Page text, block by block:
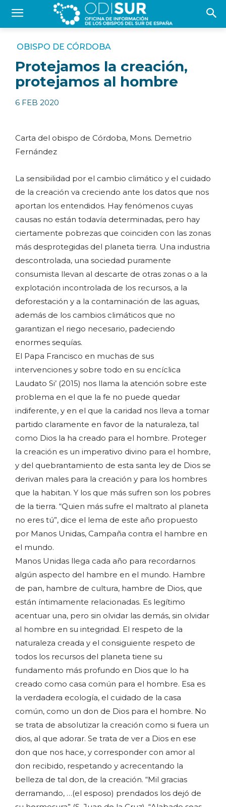
OBISPO DE CÓRDOBA
Protejamos la creación,
protejamos al hombre
6 FEB 2020
Carta del obispo de Córdoba, Mons. Demetrio
Fernández
La sensibilidad por el cambio climático y el cuidado
de la creación va creciendo ante los datos que nos
aportan los entendidos. Hay fenómenos cuyas
causas no están todavía determinadas, pero hay
ciertamente pobrezas que coinciden con las zonas
más desprotegidas del planeta tierra. Una industria
descontrolada, una sociedad puramente
consumista llevan al descarte de otras zonas o a la
explotación incontrolada de los recursos, a la
deforestación y a la contaminación de las aguas,
además de los cambios climáticos que no
garantizan el riego necesario, padeciendo
enormes sequías.
El Papa Francisco en muchas de sus
intervenciones y sobre todo en su encíclica
Laudato Si’ (2015) nos llama la atención sobre este
problema en el que la fe no puede quedar
indiferente, y en el que la caridad nos lleva a tomar
partido claramente en favor de la naturaleza, tal
como Dios la ha creado para el hombre. Proteger
la creación es un imperativo divino para el hombre,
y del quebrantamiento de esta santa ley de Dios se
derivan males para la creación y para los hombres
que la habitan. Y los que más sufren son los pobres
de la tierra. “Quien más sufre el maltrato al planeta
no eres tú”, dice el lema de este año propuesto
por Manos Unidas, Campaña contra el hambre en
el mundo.
Manos Unidas llega cada año para recordarnos
algún aspecto del hambre en el mundo. Hambre
de pan, hambre de cultura, hambre de Dios, que
están íntimamente relacionadas. Es legítimo
acentuar una, pero sin olvidar las demás, sin olvidar
al hombre en su integridad. El respeto de la
naturaleza creada y el consiguiente respeto de
todos los recursos del planeta tiene su
fundamento más profundo en Dios que lo ha
creado como casa común para el hombre. Esa es
la verdadera ecología, el cuidado de la casa
común, como un don de Dios para el hombre. No
se trata de absolutizar la creación como si fuera un
dios, al que adorar. Se trata de ver a Dios en ese
don que nos hace, y corresponder con amor al
don recibido, respetando y acrecentando la
belleza de tal don, de la creación. “Mil gracias
derramando, …(el esposo) prendados los dejó de